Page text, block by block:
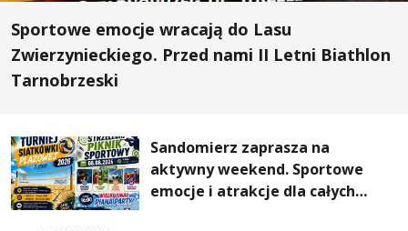
Sportowe emocje wracają do Lasu
Zwierzynieckiego. Przed nami II Letni Biathlon
Tarnobrzeski
Sandomierz zaprasza na
aktywny weekend. Sportowe
emocje i atrakcje dla całych